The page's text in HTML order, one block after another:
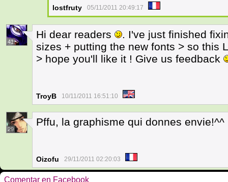
lostfruty 05/11/2011 20:49:17
41
Hi dear readers
. I've just finished
sizes + putting the new fonts > so this
> hope you'll like it ! Give us feedback
TroyB 10/11/2011 16:51:10
29
Pffu, la graphisme qui donnes envie!^^
Oizofu 29/11/2011 02:20:03
Comentar en Facebook